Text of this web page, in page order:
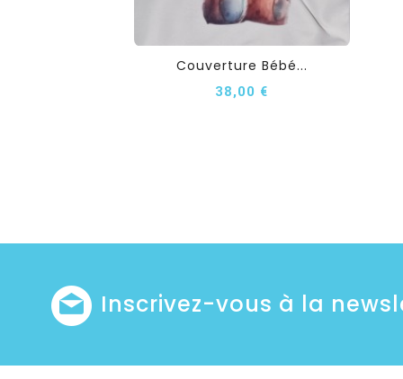
Couverture Bébé...
38,00 €
Inscrivez-vous à la